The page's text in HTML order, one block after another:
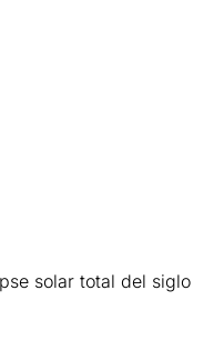
solar total del siglo